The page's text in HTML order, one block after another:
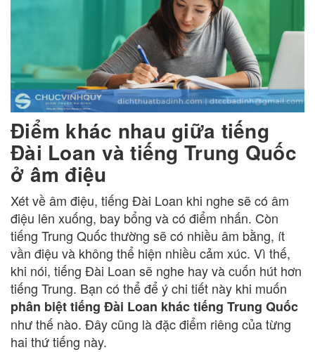
Điểm khác nhau giữa tiếng
Đài Loan và tiếng Trung Quốc
ở âm điệu
Xét về âm điệu, tiếng Đài Loan khi nghe sẽ có âm
điệu lên xuống, bay bổng và có điểm nhấn. Còn
tiếng Trung Quốc thường sẽ có nhiều âm bằng, ít
vần điệu và không thể hiện nhiều cảm xúc. Vì thế,
khi nói, tiếng Đài Loan sẽ nghe hay và cuốn hút hơn
tiếng Trung. Bạn có thể để ý chi tiết này khi muốn
phân biệt tiếng Đài Loan khác tiếng Trung Quốc
như thế nào. Đây cũng là đặc điểm riêng của từng
hai thứ tiếng này.